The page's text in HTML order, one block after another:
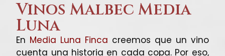
Vinos Malbec Media
Luna
En Media Luna Finca creemos que un vino
cuenta una historia en cada copa. Por eso,